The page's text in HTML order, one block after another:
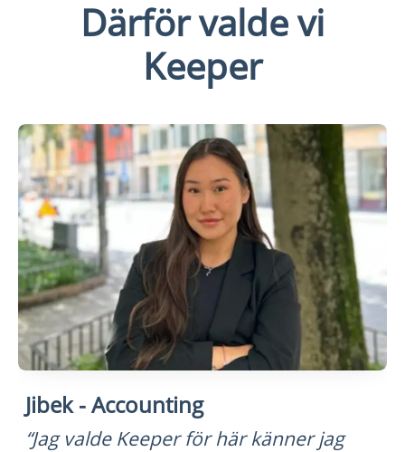
Därför valde vi
Keeper
Jibek - Accounting
“Jag valde Keeper för här känner jag